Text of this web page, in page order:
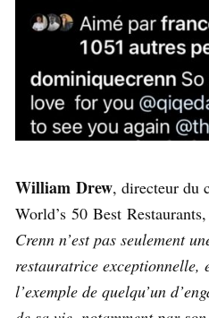
William Drew, directeur du
World’s 50 Best
Crenn n’est pas seulement
restauratrice exceptionnelle,
l’exemple de quelqu’un